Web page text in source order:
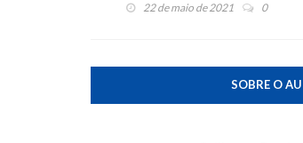
22 de maio de 2021 0
SOBRE O